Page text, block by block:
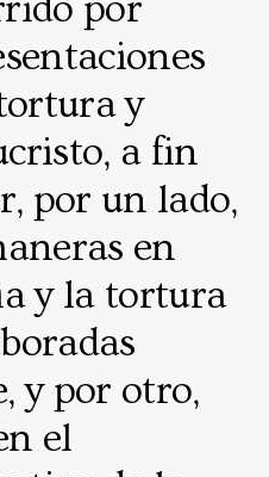
por
y
a fin
por un lado,
en
y la tortura
y por otro,
el